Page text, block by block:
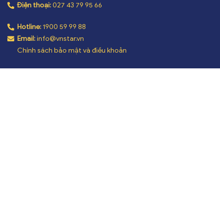
Điện thoại:027 43 79 95 66
Hotline:1900 59 99 88
Email:info@vnstar.vn
Chính sách bảo mật và điều khoản